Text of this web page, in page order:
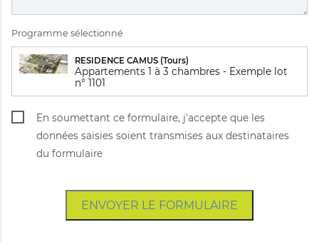
Programme sélectionné
RESIDENCE CAMUS (Tours)
Appartements 1 à 3 chambres - Exemple lot
n° 1101
En soumettant ce formulaire, j'accepte que les
données saisies soient transmises aux destinataires
du formulaire
ENVOYER LE FORMULAIRE